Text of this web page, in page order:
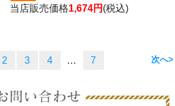
当店販売価格1,674円 (税込)
>
2 3 4 … 7